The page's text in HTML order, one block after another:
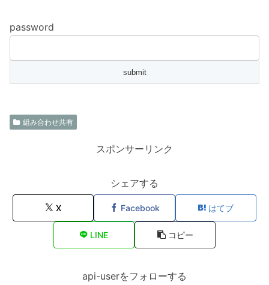
password
組み合わせ共有
スポンサーリンク
シェアする
X Facebook はてブ
LINE コピー
api-userをフォローする